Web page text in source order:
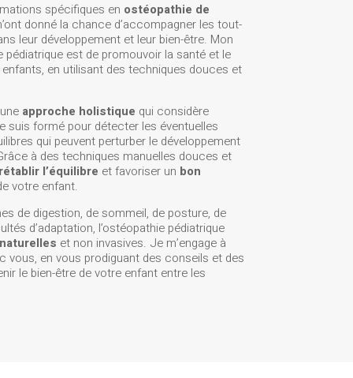
spécifiques en ostéopathie de
donné la chance d’accompagner les tout-
leur développement et leur bien-être. Mon
pédiatrique est de promouvoir la santé et le
en utilisant des techniques douces et
approche holistique qui considère
suis formé pour détecter les éventuelles
qui peuvent perturber le développement
à des techniques manuelles douces et
rétablir l’équilibre et favoriser un bon
votre enfant.
de digestion, de sommeil, de posture, de
d’adaptation, l’ostéopathie pédiatrique
et non invasives. Je m’engage à
vous, en vous prodiguant des conseils et des
le bien-être de votre enfant entre les